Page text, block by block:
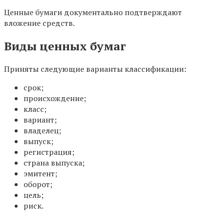
Ценные бумаги документально подтверждают
вложение средств.
Виды ценных бумаг
Приняты следующие варианты классификации:
срок;
происхождение;
класс;
вариант;
владелец;
выпуск;
регистрация;
страна выпуска;
эмитент;
оборот;
цель;
риск.